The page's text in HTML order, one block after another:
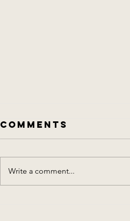
愛情廢話
Comments
Write a comment...